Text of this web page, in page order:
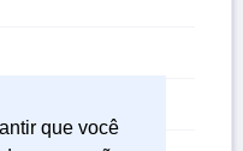
que você